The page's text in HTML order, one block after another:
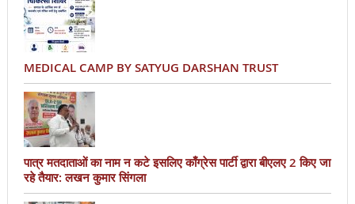
MEDICAL CAMP BY SATYUG DARSHAN TRUST
पात्र मतदाताओं का नाम न कटे इसलिए काँग्रेस पार्टी द्वारा बीएलए 2 किए जा
रहे तैयार: लखन कुमार सिंगला